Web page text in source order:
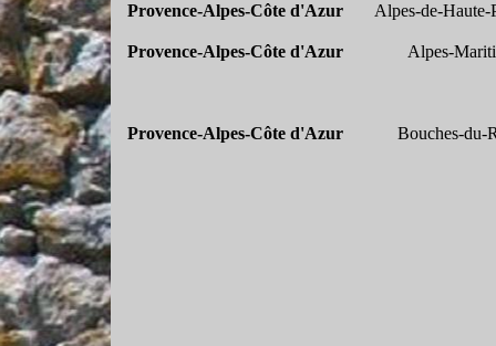
Provence-Alpes-Côte d'Azur Alpes-de-Haute-
Provence-Alpes-Côte d'Azur Alpes-
Provence-Alpes-Côte d'Azur Bouches-du-